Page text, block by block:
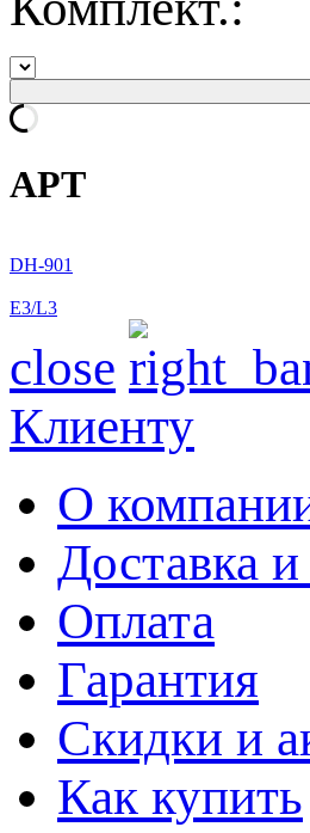
APT
DH-901
E3/L3
close
Клиенту
О
Доставка
Оплата
Гарантия
Скидки и
Как купить